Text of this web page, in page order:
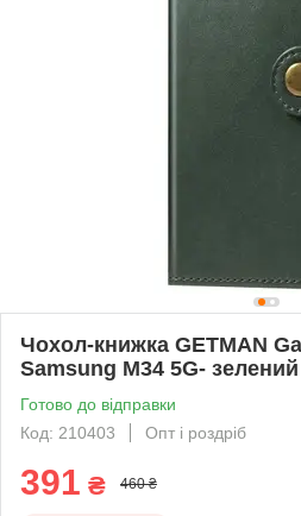
Чохол-книжка GETMAN
Samsung M34 5G- зелений
Готово до відправки
Код: 210403
Опт і роздріб
391 ₴ 460 ₴